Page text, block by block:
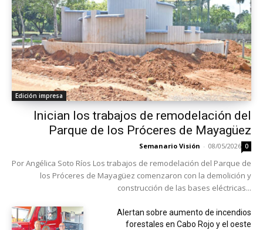
Edición impresa
Inician los trabajos de remodelación del
Parque de los Próceres de Mayagüez
Semanario Visión - 08/05/2026 0
Por Angélica Soto Ríos Los trabajos de remodelación del Parque de
los Próceres de Mayagüez comenzaron con la demolición y
construcción de las bases eléctricas...
Alertan sobre aumento de incendios
forestales en Cabo Rojo y el oeste